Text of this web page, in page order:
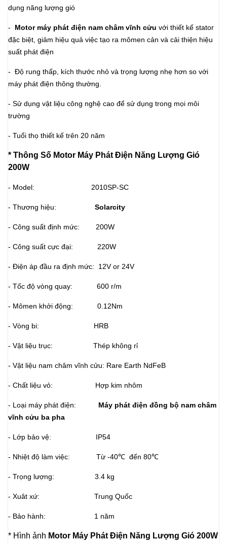
dụng năng lượng gió
- Motor máy phát điện nam châm vĩnh cửu với thiết kế stator
đặc biệt, giảm hiệu quả việc tạo ra mômen cản và cải thiện hiệu
suất phát điện
- Độ rung thấp, kích thước nhỏ và trọng lượng nhẹ hơn so với
máy phát điện thông thường.
- Sử dụng vật liệu công nghệ cao để sử dụng trong mọi môi
trường
- Tuổi thọ thiết kế trên 20 năm
* Thông Số Motor Máy Phát Điện Năng Lượng Gió
200W
- Model: 2010SP-SC
- Thương hiệu: Solarcity
- Công suất định mức: 200W
- Công suất cực đại: 220W
- Điện áp đầu ra định mức: 12V or 24V
- Tốc độ vòng quay: 600 r/m
- Mômen khởi động: 0.12Nm
- Vòng bi: HRB
- Vật liệu trục: Thép không rỉ
- Vật liệu nam châm vĩnh cửu: Rare Earth NdFeB
- Chất liệu vỏ: Hợp kim nhôm
- Loại máy phát điện:
Máy phát điện đồng bộ nam châm
vĩnh cửu ba pha
- Lớp bảo vệ: IP54
- Nhiệt độ làm việc: Từ -40℃ đến 80℃
- Trọng lượng: 3.4 kg
- Xuât xứ: Trung Quốc
- Bảo hành: 1 năm
* Hình ảnh Motor Máy Phát Điện Năng Lượng Gió 200W